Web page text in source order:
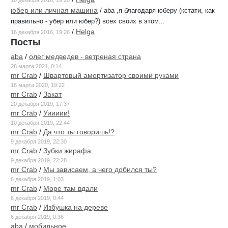
юбер или личная машина / aba ,я благодаря юберу (кстати, как
правильно - убер или юбер?) всех своих в этом...
16 декабря 2016, 19:26 / Helga
Посты
aba / олег медведев - ветреная страна
28 марта 2021, 0:14
mr Crab / Швартовый амортизатор своими руками
18 марта 2020, 19:22
mr Crab / Закат
20 декабря 2019, 17:37
mr Crab / Уиииии!
10 декабря 2019, 22:44
mr Crab / Да что ты говоришь!?
9 декабря 2019, 22:30
mr Crab / Зубки жирафа
9 декабря 2019, 22:28
mr Crab / Мы зависаем, а чего добился ты?
6 декабря 2019, 1:03
mr Crab / Море там вдали
6 декабря 2019, 0:44
mr Crab / Избушка на дереве
6 декабря 2019, 0:36
aba / мобильное